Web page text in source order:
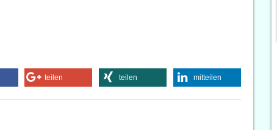
teilen teilen mitteilen